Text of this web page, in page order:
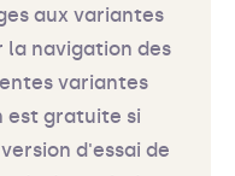
aux variantes
navigation des
variantes
est gratuite si
d'essai de